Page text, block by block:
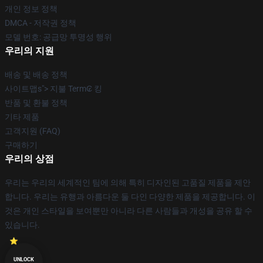
개인 정보 정책
DMCA - 저작권 정책
모델 번호: 공급망 투명성 행위
우리의 지원
배송 및 배송 정책
사이트맵s"> 지불 Term₢ 킹
반품 및 환불 정책
기타 제품
고객지원 (FAQ)
구매하기
우리의 상점
우리는 우리의 세계적인 팀에 의해 특히 디자인된 고품질 제품을 제안
합니다. 우리는 유행과 아름다운 둘 다인 다양한 제품을 제공합니다. 이
것은 개인 스타일을 보여뿐만 아니라 다른 사람들과 개성을 공유 할 수
있습니다.
UNLOCK